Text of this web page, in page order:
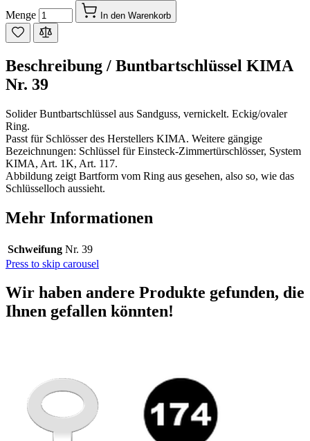
Menge
In den Warenkorb
Beschreibung / Buntbartschlüssel KIMA
Nr. 39
Solider Buntbartschlüssel aus Sandguss, vernickelt. Eckig/ovaler
Ring.
Passt für Schlösser des Herstellers KIMA. Weitere gängige
Bezeichnungen: Schlüssel für Einsteck-Zimmertürschlösser, System
KIMA, Art. 1K, Art. 117.
Abbildung zeigt Bartform vom Ring aus gesehen, also so, wie das
Schlüsselloch aussieht.
Mehr Informationen
Schweifung Nr. 39
Press to skip carousel
Wir haben andere Produkte gefunden, die
Ihnen gefallen könnten!